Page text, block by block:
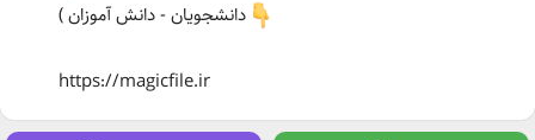
دانشجویان - دانش آموزان )
https://magicfile.ir